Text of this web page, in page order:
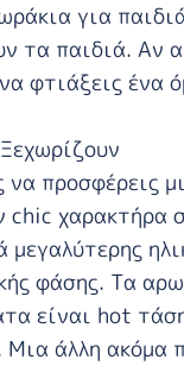
για
τα παιδιά. Αν
φτιάξεις ένα
να προσφέρεις
chic χαρακτήρα
μεγαλύτερης
φάσης. Τα
είναι hot
Μια άλλη ακόμα